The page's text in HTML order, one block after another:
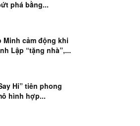
phá bằng...
Minh cảm động khi
Lập “tặng nhà”,...
Hi” tiên phong
hình hợp...